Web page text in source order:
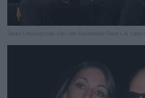
Jacks Lieblingsrolle: Fan vom Basketball-Team L.A. Lakers.